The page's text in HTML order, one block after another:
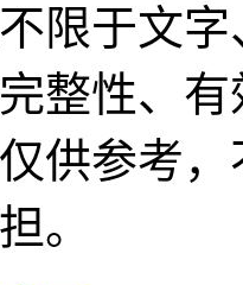
限于文
整性、
供参考
。